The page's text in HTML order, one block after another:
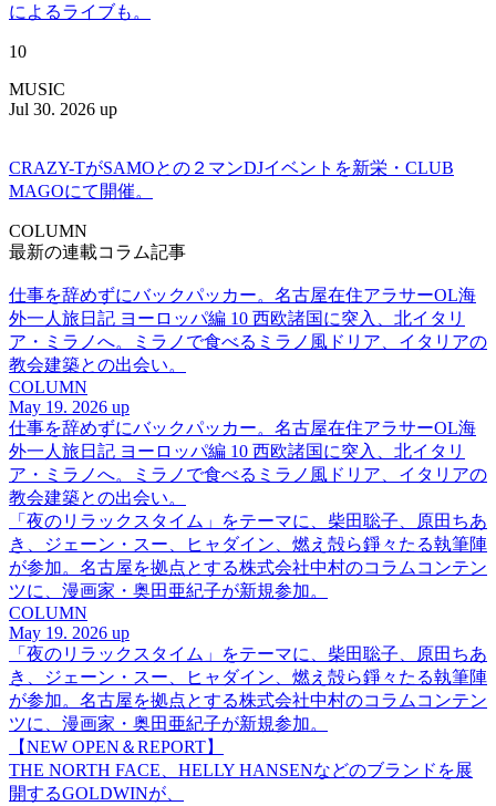
によるライブも。
10
MUSIC
Jul 30. 2026 up
CRAZY-TがSAMOとの２マンDJイベントを新栄・CLUB
MAGOにて開催。
COLUMN
最新の連載コラム記事
仕事を辞めずにバックパッカー。名古屋在住アラサーOL海
外一人旅日記 ヨーロッパ編 10 西欧諸国に突入、北イタリ
ア・ミラノへ。ミラノで食べるミラノ風ドリア、イタリアの
教会建築との出会い。
COLUMN
May 19. 2026 up
仕事を辞めずにバックパッカー。名古屋在住アラサーOL海
外一人旅日記 ヨーロッパ編 10 西欧諸国に突入、北イタリ
ア・ミラノへ。ミラノで食べるミラノ風ドリア、イタリアの
教会建築との出会い。
「夜のリラックスタイム」をテーマに、柴田聡子、原田ちあ
き、ジェーン・スー、ヒャダイン、燃え殻ら錚々たる執筆陣
が参加。名古屋を拠点とする株式会社中村のコラムコンテン
ツに、漫画家・奥田亜紀子が新規参加。
COLUMN
May 19. 2026 up
「夜のリラックスタイム」をテーマに、柴田聡子、原田ちあ
き、ジェーン・スー、ヒャダイン、燃え殻ら錚々たる執筆陣
が参加。名古屋を拠点とする株式会社中村のコラムコンテン
ツに、漫画家・奥田亜紀子が新規参加。
【NEW OPEN＆REPORT】
THE NORTH FACE、HELLY HANSENなどのブランドを展
開するGOLDWINが、